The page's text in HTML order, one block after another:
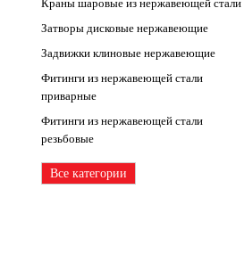
Краны шаровые из нержавеющей стали
Затворы дисковые нержавеющие
Задвижки клиновые нержавеющие
Фитинги из нержавеющей стали
приварные
Фитинги из нержавеющей стали
резьбовые
Все категории